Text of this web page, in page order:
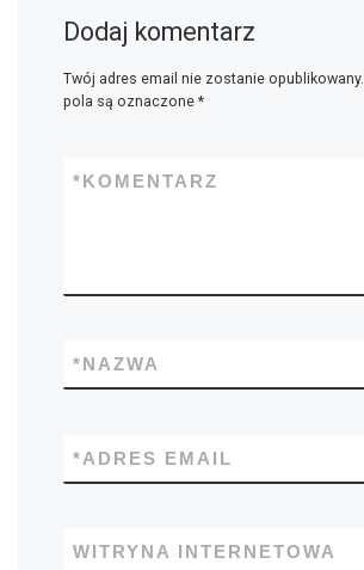
Dodaj komentarz
Twój adres email nie zostanie opublikowany.
pola są oznaczone *
KOMENTARZ
*
NAZWA
*
ADRES EMAIL
*
WITRYNA INTERNETOWA